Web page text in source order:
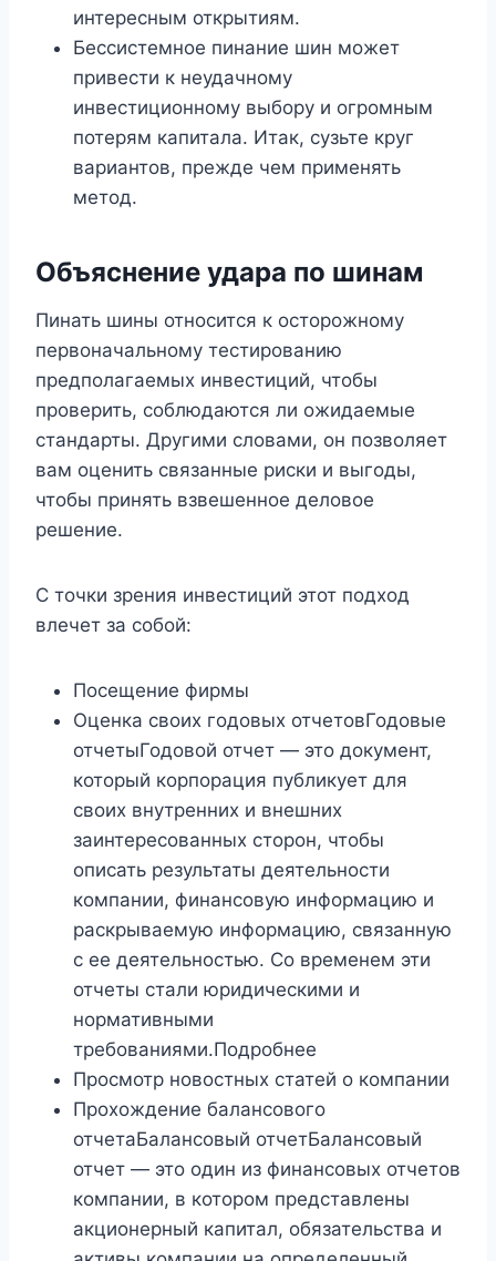
интересным открытиям.
Бессистемное пинание шин может
привести к неудачному
инвестиционному выбору и огромным
потерям капитала. Итак, сузьте круг
вариантов, прежде чем применять
метод.
Объяснение удара по шинам
Пинать шины относится к осторожному
первоначальному тестированию
предполагаемых инвестиций, чтобы
проверить, соблюдаются ли ожидаемые
стандарты. Другими словами, он позволяет
вам оценить связанные риски и выгоды,
чтобы принять взвешенное деловое
решение.
С точки зрения инвестиций этот подход
влечет за собой:
Посещение фирмы
Оценка своих годовых отчетовГодовые
отчетыГодовой отчет — это документ,
который корпорация публикует для
своих внутренних и внешних
заинтересованных сторон, чтобы
описать результаты деятельности
компании, финансовую информацию и
раскрываемую информацию, связанную
с ее деятельностью. Со временем эти
отчеты стали юридическими и
нормативными
требованиями.Подробнее
Просмотр новостных статей о компании
Прохождение балансового
отчетаБалансовый отчетБалансовый
отчет — это один из финансовых отчетов
компании, в котором представлены
акционерный капитал, обязательства и